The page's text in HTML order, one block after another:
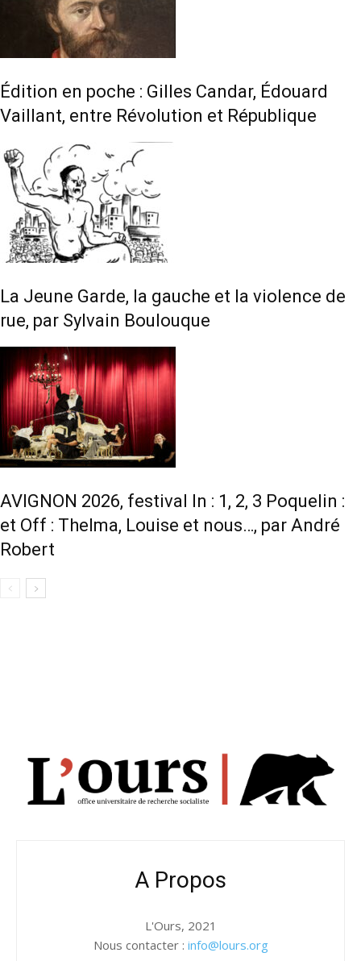
Édition en poche : Gilles Candar, Édouard
Vaillant, entre Révolution et République
La Jeune Garde, la gauche et la violence de
rue, par Sylvain Boulouque
AVIGNON 2026, festival In : 1, 2, 3 Poquelin :
et Off : Thelma, Louise et nous…, par André
Robert
A Propos
L'Ours, 2021
Nous contacter : info@lours.org